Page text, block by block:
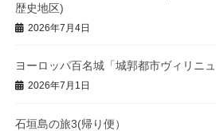
歴史地区)
2026年7月4日
ヨーロッパ百名城「城郭都市ヴィリニュ
2026年7月1日
石垣島の旅3(帰り便）